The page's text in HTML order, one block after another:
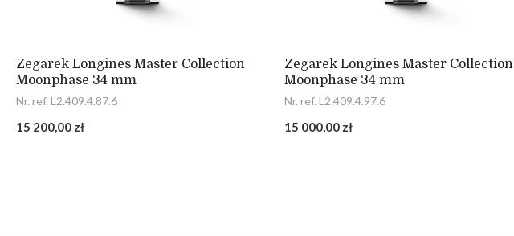
Zegarek Longines Master Collection
Moonphase 34 mm
Nr. ref. L2.409.4.87.6
15 200,00 zł
Zegarek Longines Master Collection
Moonphase 34 mm
Nr. ref. L2.409.4.97.6
15 000,00 zł